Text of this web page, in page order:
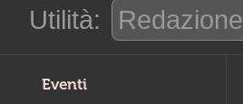
Utilità:
Redazione
Eventi